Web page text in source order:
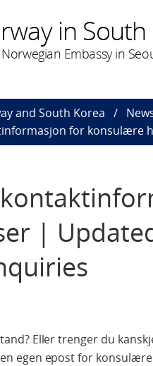
in South
Embassy in
and South Korea
for konsulære
|
Eller trenger du
egen epost for